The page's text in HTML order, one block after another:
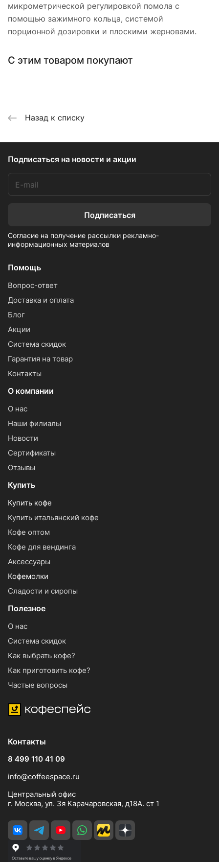
микрометрической регулировкой помола с
помощью зажимного кольца, системой
порционной дозировки и плоскими жерновами.
С этим товаром покупают
Назад к списку
Подписаться на новости и акции
Подписаться
Согласие на получение рассылки рекламно-
информационных материалов
Помощь
Вопрос-ответ
Доставка и оплата
Блог
Акции
Система скидок
Гарантия на товар
Контакты
О компании
О нас
Наши филиалы
Новости
Сертификаты
Отзывы
Купить
Купить кофе
Купить итальянский кофе
Кофе оптом
Кофе для вендинга
Аксессуары
Кофемолки
Сладости и сиропы
Полезное
О нас
Система скидок
Как выбрать кофе?
Как приготовить кофе?
Частые вопросы
Контакты
8 499 110 41 09
info@coffeespace.ru
Центральный офис
г. Москва, ул. 3я Карачаровская, д18А. ст 1